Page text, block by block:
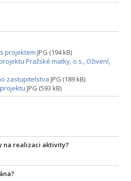
projektem JPG (194 kB)
Pražské matky, o.s., Oživení,
zastupitelstva JPG (189 kB)
JPG (593 kB)
na realizaci aktivity?